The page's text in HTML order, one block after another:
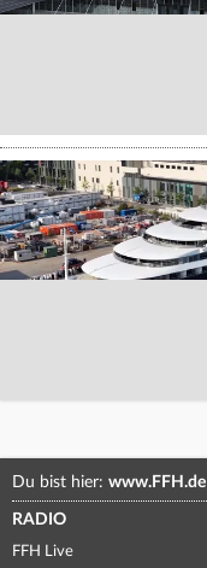
Du bist hier: www.FFH.de
RADIO
FFH Live